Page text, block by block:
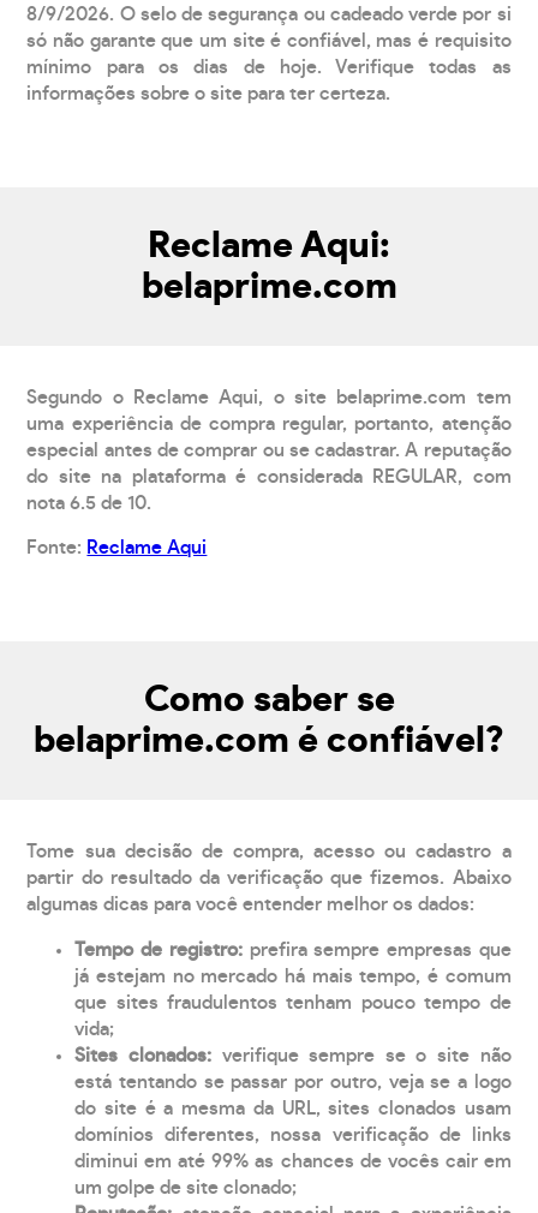
8/9/2026. O selo de segurança ou cadeado verde por si
só não garante que um site é confiável, mas é requisito
mínimo para os dias de hoje. Verifique todas as
informações sobre o site para ter certeza.
Reclame Aqui:
belaprime.com
Segundo o Reclame Aqui, o site belaprime.com tem
uma experiência de compra regular, portanto, atenção
especial antes de comprar ou se cadastrar. A reputação
do site na plataforma é considerada REGULAR, com
nota 6.5 de 10.
Fonte: Reclame Aqui
Como saber se
belaprime.com é confiável?
Tome sua decisão de compra, acesso ou cadastro a
partir do resultado da verificação que fizemos. Abaixo
algumas dicas para você entender melhor os dados:
Tempo de registro: prefira sempre empresas que
já estejam no mercado há mais tempo, é comum
que sites fraudulentos tenham pouco tempo de
vida;
Sites clonados: verifique sempre se o site não
está tentando se passar por outro, veja se a logo
do site é a mesma da URL, sites clonados usam
domínios diferentes, nossa verificação de links
diminui em até 99% as chances de vocês cair em
um golpe de site clonado;